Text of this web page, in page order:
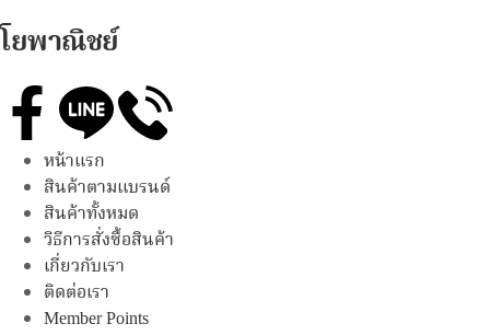
โยพาณิชย์
หน้าแรก
สินค้าตามแบรนด์
สินค้าทั้งหมด
วิธีการสั่งซื้อสินค้า
เกี่ยวกับเรา
ติดต่อเรา
Member Points